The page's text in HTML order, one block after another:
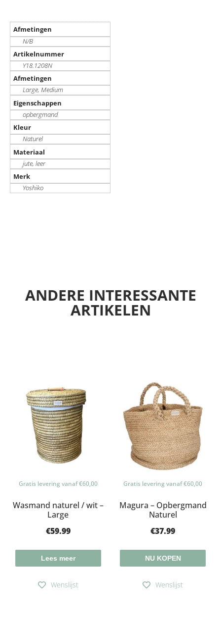
Afmetingen
N/B
Artikelnummer
Y18.1208N
Afmetingen
Large, Medium
Eigenschappen
opbergmand
Kleur
Naturel
Materiaal
jute, leer
Merk
Yoshiko
ANDERE INTERESSANTE
ARTIKELEN
Gratis levering vanaf €60,00
Wasmand naturel / wit –
Large
€59.99
Lees meer
Wenslijst
Gratis levering vanaf €60,00
Magura – Opbergmand
Naturel
€37.99
NU KOPEN
Wenslijst